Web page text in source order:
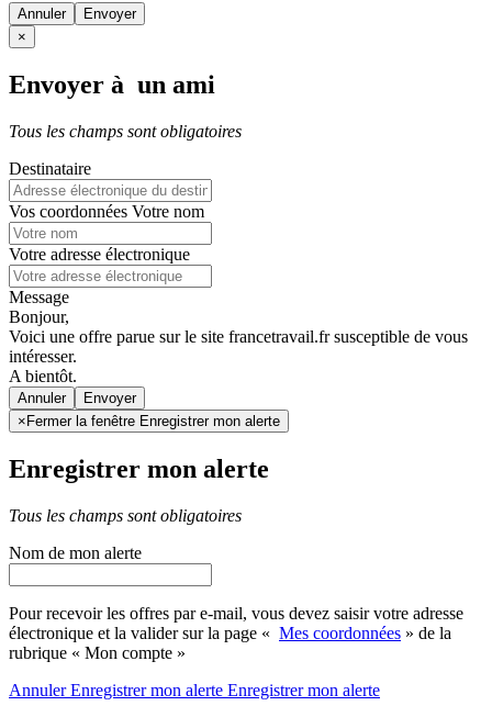
Annuler
×
Envoyer à un ami
Tous les champs sont obligatoires
Destinataire
Vos coordonnées Votre nom
Votre adresse électronique
Message
Bonjour,
Voici une offre parue sur le site francetravail.fr susceptible de vous
intéresser.
A bientôt.
Annuler
× Fermer la fenêtre Enregistrer mon alerte
Enregistrer mon alerte
Tous les champs sont obligatoires
Nom de mon alerte
Pour recevoir les offres par e-mail, vous devez saisir votre adresse
électronique et la valider sur la page « Mes coordonnées » de la
rubrique « Mon compte »
AnnulerEnregistrer mon alerte Enregistrermon alerte